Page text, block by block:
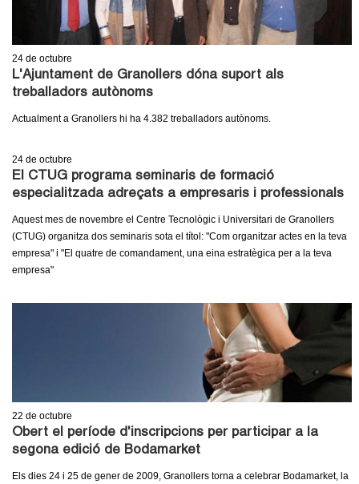
24 de octubre
L'Ajuntament de Granollers dóna suport als
treballadors autònoms
Actualment a Granollers hi ha 4.382 treballadors autònoms.
24 de octubre
El CTUG programa seminaris de formació
especialitzada adreçats a empresaris i professionals
Aquest mes de novembre el Centre Tecnològic i Universitari de Granollers
(CTUG) organitza dos seminaris sota el títol: "Com organitzar actes en la teva
empresa" i "El quatre de comandament, una eina estratègica per a la teva
empresa"
22 de octubre
Obert el període d'inscripcions per participar a la
segona edició de Bodamarket
Els dies 24 i 25 de gener de 2009, Granollers torna a celebrar Bodamarket, la